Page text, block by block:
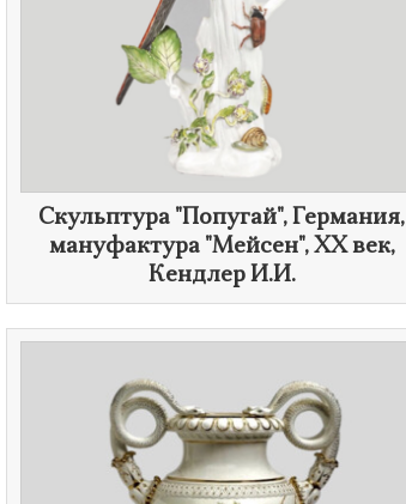
Скульптура "Попугай", Германия,
мануфактура "Мейсен", ХХ век,
Кендлер И.И.